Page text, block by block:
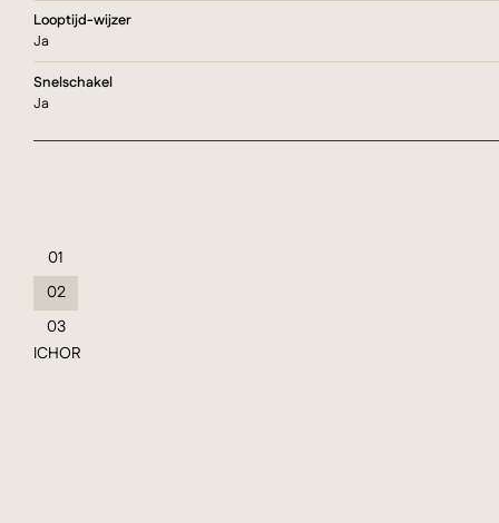
Looptijd-wijzer
Ja
Snelschakel
Ja
01
02
03
ICHOR